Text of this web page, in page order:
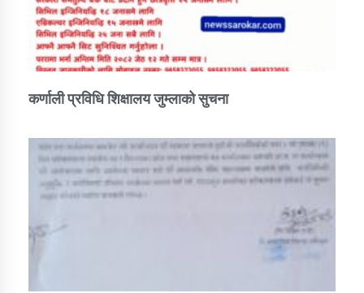
कर्णाली प्रविधि शिक्षालय जुम्लाको सुचना